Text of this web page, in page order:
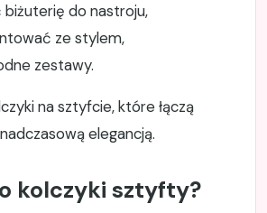
do nastroju,
ze stylem,
zestawy.
na sztyfcie, które łączą
elegancją.
kolczyki sztyfty?